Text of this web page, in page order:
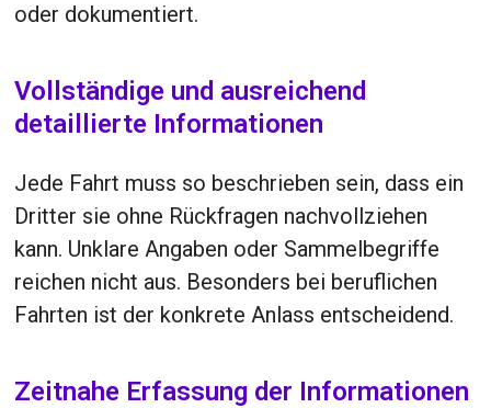
oder dokumentiert.
Vollständige und ausreichend
detaillierte Informationen
Jede Fahrt muss so beschrieben sein, dass ein
Dritter sie ohne Rückfragen nachvollziehen
kann. Unklare Angaben oder Sammelbegriffe
reichen nicht aus. Besonders bei beruflichen
Fahrten ist der konkrete Anlass entscheidend.
Zeitnahe Erfassung der Informationen